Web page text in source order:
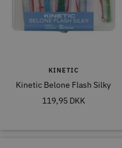
KINETIC
Kinetic Belone Flash Silky
Tilbudspris
119,95 DKK